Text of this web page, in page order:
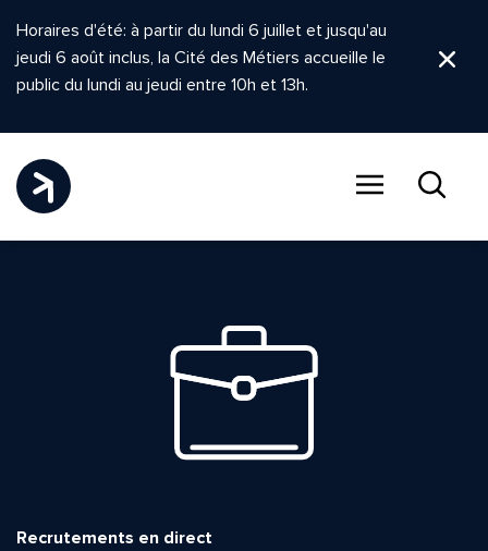
Horaires d'été: à partir du lundi 6 juillet et jusqu'au
jeudi 6 août inclus, la Cité des Métiers accueille le
public du lundi au jeudi entre 10h et 13h.
Recrutements en direct